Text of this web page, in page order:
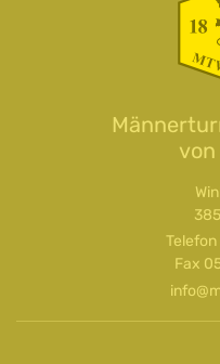
von
Telefon
Fax